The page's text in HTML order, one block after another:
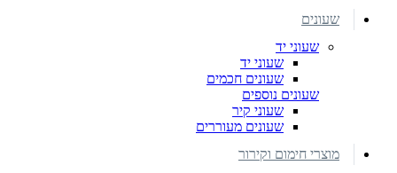
שעונים
שעוני יד
שעוני יד
שעונים חכמים
שעונים נוספים
שעוני קיר
שעונים מעוררים
מוצרי חימום וקירור